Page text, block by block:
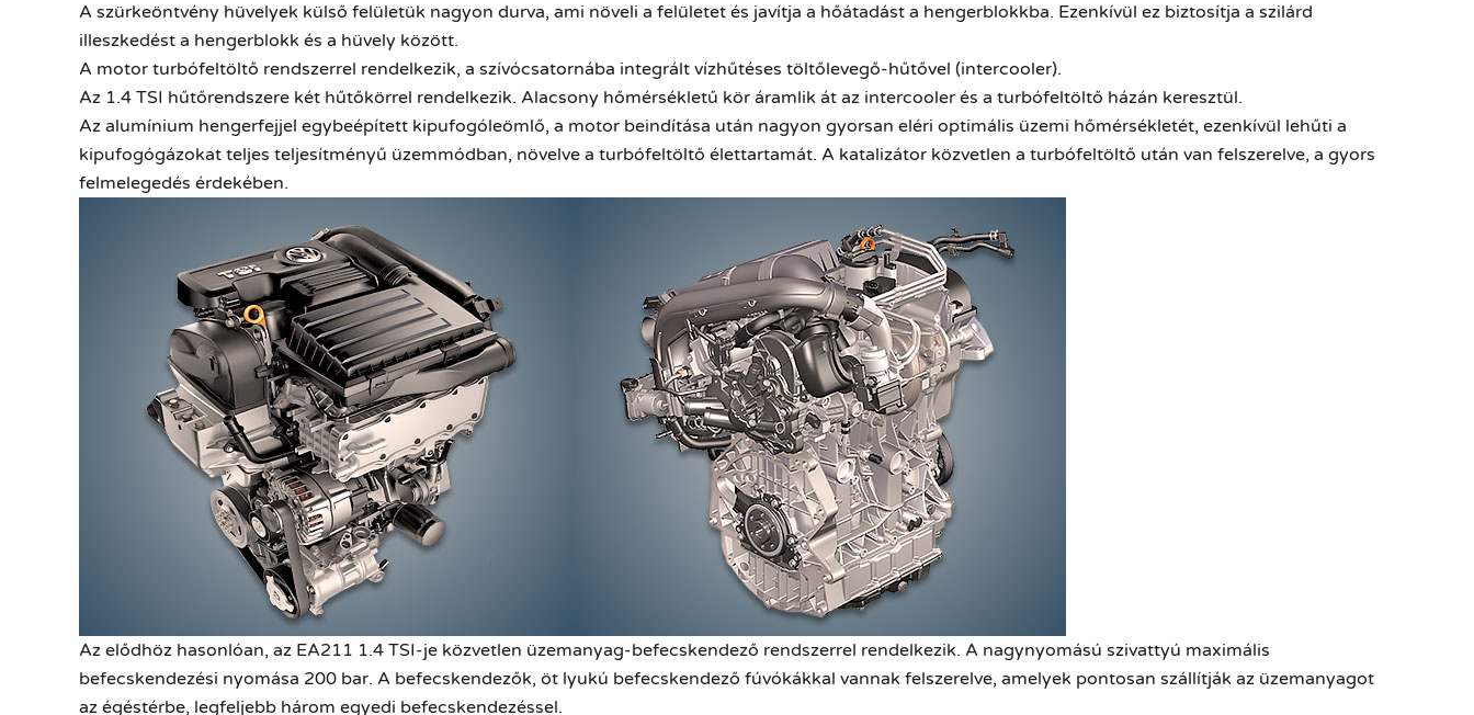
A szürkeöntvény hüvelyek külső felületük nagyon durva, ami növeli a felületet és javítja a hőátadást a hengerblokkba. Ezenkívül ez biztosítja a szilárd
illeszkedést a hengerblokk és a hüvely között.
A motor turbófeltöltő rendszerrel rendelkezik, a szívócsatornába integrált vízhűtéses töltőlevegő-hűtővel (intercooler).
Az 1.4 TSI hűtőrendszere két hűtőkörrel rendelkezik. Alacsony hőmérsékletű kör áramlik át az intercooler és a turbófeltöltő házán keresztül.
Az alumínium hengerfejjel egybeépített kipufogóleömlő, a motor beindítása után nagyon gyorsan eléri optimális üzemi hőmérsékletét, ezenkívül lehűti a
kipufogógázokat teljes teljesítményű üzemmódban, növelve a turbófeltöltő élettartamát. A katalizátor közvetlen a turbófeltöltő után van felszerelve, a gyors
felmelegedés érdekében.
Az elődhöz hasonlóan, az EA211 1.4 TSI-je közvetlen üzemanyag-befecskendező rendszerrel rendelkezik. A nagynyomású szivattyú maximális
befecskendezési nyomása 200 bar. A befecskendezők, öt lyukú befecskendező fúvókákkal vannak felszerelve, amelyek pontosan szállítják az üzemanyagot
az égéstérbe, legfeljebb három egyedi befecskendezéssel.